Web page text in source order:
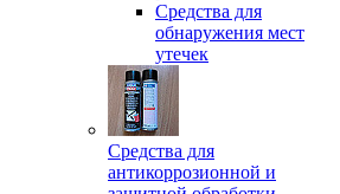
Средства для
обнаружения мест
утечек
Средства для
антикоррозионной и